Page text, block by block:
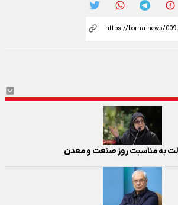
به مناسبت روز صنعت و معدن